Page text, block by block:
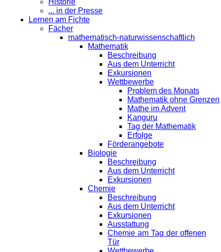
Historie
... in der Presse
Lernen am Fichte
Fächer
mathematisch-naturwissenschaftlich
Mathematik
Beschreibung
Aus dem Unterricht
Exkursionen
Wettbewerbe
Problem des Monats
Mathematik ohne Grenzen
Mathe im Advent
Kanguru
Tag der Mathematik
Erfolge
Förderangebote
Biologie
Beschreibung
Aus dem Unterricht
Exkursionen
Chemie
Beschreibung
Aus dem Unterricht
Exkursionen
Ausstattung
Chemie am Tag der offenen
Tür